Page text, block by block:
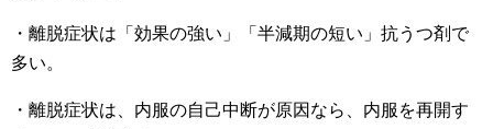
・離脱症状は「効果の強い」「半減期の短い」抗うつ剤で
多い。
・離脱症状は、内服の自己中断が原因なら、内服を再開す